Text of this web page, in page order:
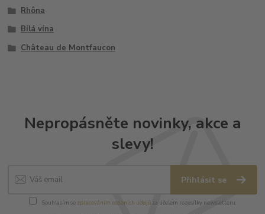
Rhôna
Bílá vína
Château de Montfaucon
Nepropásněte novinky, akce a
slevy!
Přihlásit se
Souhlasím se zpracováním osobních údajůza účelem rozesílky newsletteru.